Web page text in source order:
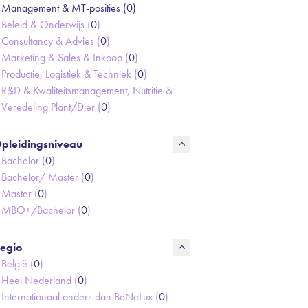
Management & MT-posities (0)
Beleid & Onderwijs (0)
Consultancy & Advies (0)
Marketing & Sales & Inkoop (0)
Productie, Logistiek & Techniek (0)
R&D & Kwaliteitsmanagement, Nutritie &
Veredeling Plant/Dier (0)
Bachelor (0)
Bachelor/ Master (0)
Master (0)
MBO+/Bachelor (0)
België (0)
Heel Nederland (0)
Internationaal anders dan BeNeLux (0)